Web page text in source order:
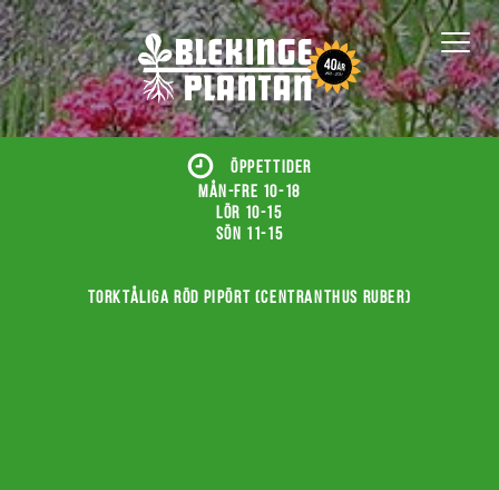
ÖPPETTIDER
Mån-fre 10-18
Lör 10-15
Sön 11-15
Torktåliga röd pipört (Centranthus ruber)